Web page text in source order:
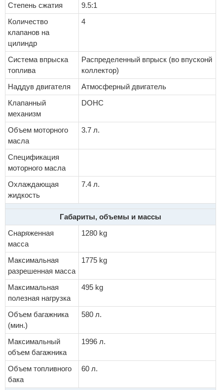
Степень сжатия
9.5:1
Количество
клапанов на
цилиндр
4
Система впрыска
топлива
Распределенный впрыск (во впусконй
коллектор)
Наддув двигателя
Атмосферный двигатель
Клапанный
механизм
DOHC
Объем моторного
масла
3.7 л.
Спецификация
моторного масла
Охлаждающая
жидкость
7.4 л.
Габариты, объемы и массы
Снаряженная
масса
1280 kg
Максимальная
разрешенная масса
1775 kg
Максимальная
полезная нагрузка
495 kg
Объем багажника
(мин.)
580 л.
Максимальный
объем багажника
1996 л.
Объем топливного
бака
60 л.